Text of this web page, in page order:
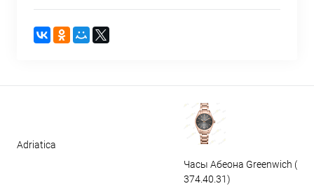
Adriatica
Часы Абеона Greenwich (GW
374.40.31)